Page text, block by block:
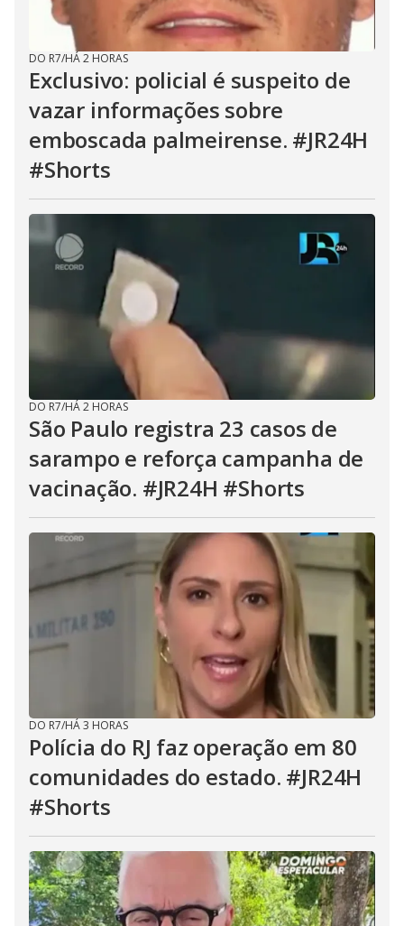
DO R7/HÁ 2 HORAS
Exclusivo: policial é suspeito de
vazar informações sobre
emboscada palmeirense. #JR24H
#Shorts
DO R7/HÁ 2 HORAS
São Paulo registra 23 casos de
sarampo e reforça campanha de
vacinação. #JR24H #Shorts
DO R7/HÁ 3 HORAS
Polícia do RJ faz operação em 80
comunidades do estado. #JR24H
#Shorts